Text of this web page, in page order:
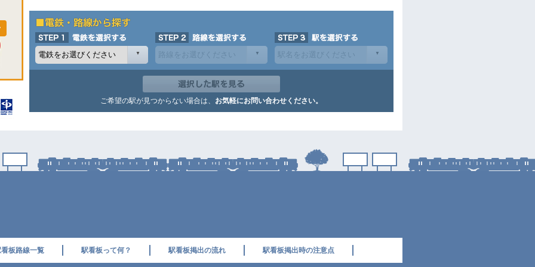
ご希望の駅が見つからない場合は、 お気軽にお問い合わせください。
板路線一覧 駅看板って何？ 駅看板掲出の流れ 駅看板掲出時の注意点